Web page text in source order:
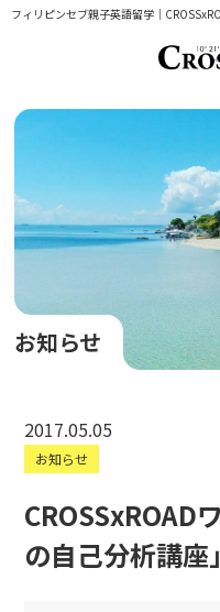
フィリピンセブ親子英語留学｜
お知らせ
2017.05.05
お知らせ
CROSSxROAD
の自己分析講座